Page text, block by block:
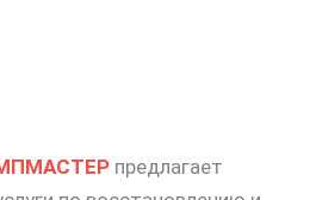
предлагает